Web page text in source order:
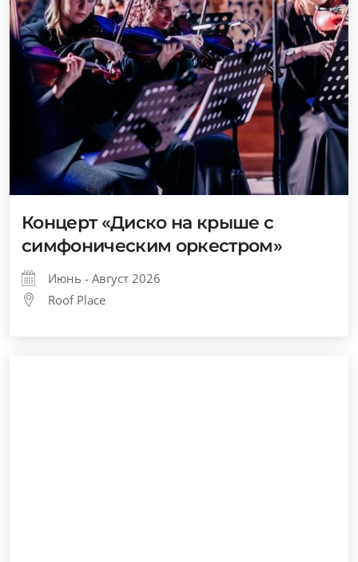
Концерт «Диско на крыше с
симфоническим оркестром»
Июнь - Август 2026
Roof Place